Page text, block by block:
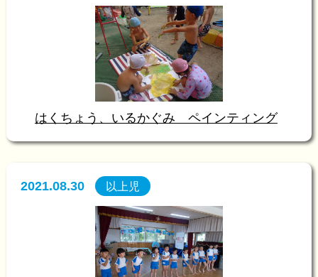
はくちょう、いるかぐみ ペインティング
2021.08.30 以上児